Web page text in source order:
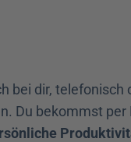
bei dir,
Du bekommst